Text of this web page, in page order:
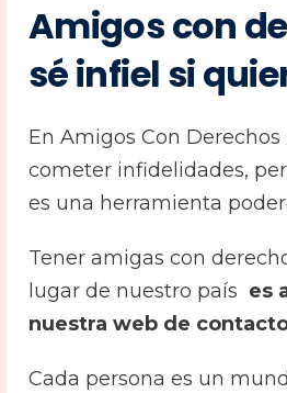
Amigos con
sé infiel si
En Amigos Con
cometer infidelidades,
es una herramienta
Tener amigas con
lugar de nuestro país es
nuestra web de
Cada persona es un